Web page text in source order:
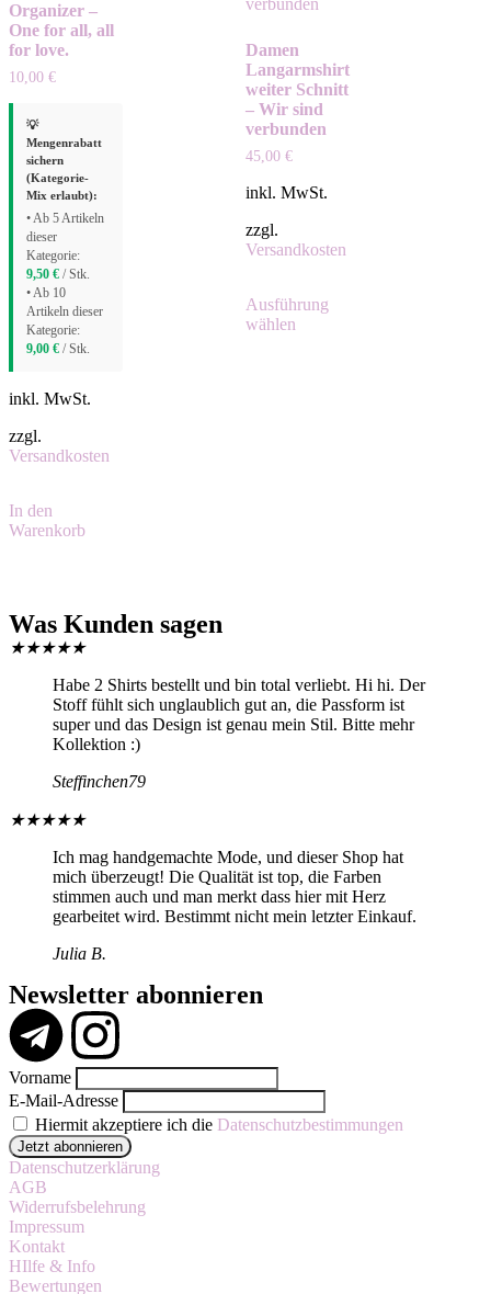
Organizer –
One for all, all
for love.
10,00 €
💡
Mengenrabatt
sichern
(Kategorie-
Mix erlaubt):
• Ab 5 Artikeln
dieser
Kategorie:
9,50 € / Stk.
• Ab 10
Artikeln dieser
Kategorie:
9,00 € / Stk.
inkl. MwSt.
zzgl.
Versandkosten
In den
Warenkorb
Damen
Langarmshirt
weiter Schnitt
– Wir sind
verbunden
45,00 €
inkl. MwSt.
zzgl.
Versandkosten
Ausführung
wählen
Was Kunden sagen
★★★★★
Habe 2 Shirts bestellt und bin total verliebt. Hi hi. Der
Stoff fühlt sich unglaublich gut an, die Passform ist
super und das Design ist genau mein Stil. Bitte mehr
Kollektion :)
Steffinchen79
★★★★★
Ich mag handgemachte Mode, und dieser Shop hat
mich überzeugt! Die Qualität ist top, die Farben
stimmen auch und man merkt dass hier mit Herz
gearbeitet wird. Bestimmt nicht mein letzter Einkauf.
Julia B.
Newsletter abonnieren
Vorname
E-Mail-Adresse
Hiermit akzeptiere ich die Datenschutzbestimmungen
Datenschutzerklärung
AGB
Widerrufsbelehrung
Impressum
Kontakt
HIlfe & Info
Bewertungen